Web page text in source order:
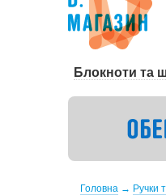
Блокноти та
Головна → Ручки